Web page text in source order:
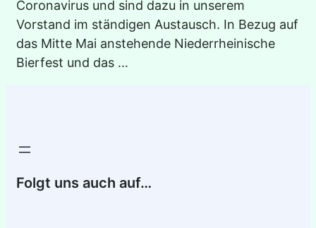
Coronavirus und sind dazu in unserem
Vorstand im ständigen Austausch. In Bezug auf
das Mitte Mai anstehende Niederrheinische
Bierfest und das …
Folgt uns auch auf…